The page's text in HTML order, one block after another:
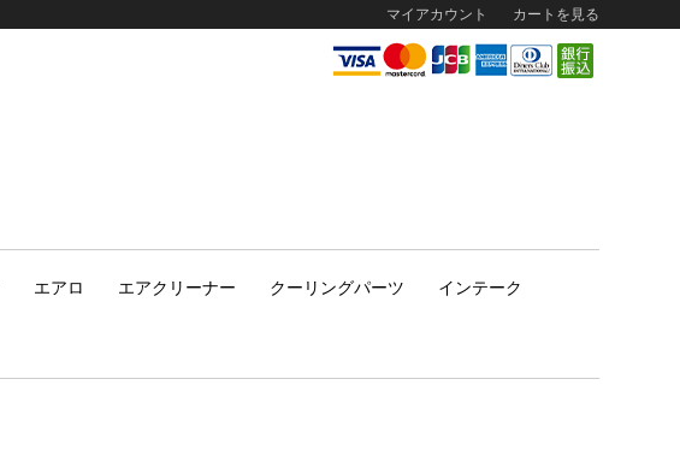
マイアカウント カートを見る
エアロ エアクリーナー クーリングパーツ インテーク